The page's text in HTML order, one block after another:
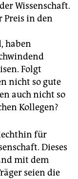
Wissenschaft.
Preis in den
haben
Folgt
nicht so gute
auch nicht so
Kollegen?
für
Dieses
mit dem
seien die